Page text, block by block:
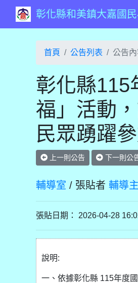
彰化縣和美鎮大嘉國
首頁 公告列表 公告
彰化縣115
福」活動
民眾踴躍
上一則公告 下一則公
輔導室 / 張貼者 輔導
張貼日期： 2026-04-28
說明:
一、依據彰化縣 115年度